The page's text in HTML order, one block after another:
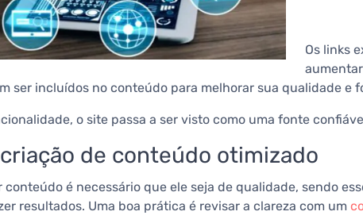
Os links
ser incluídos no conteúdo para melhorar sua qualidade e
o site passa a ser visto como uma fonte
de conteúdo otimizado
conteúdo é necessário que ele seja de qualidade, sendo
resultados. Uma boa prática é revisar a clareza com um